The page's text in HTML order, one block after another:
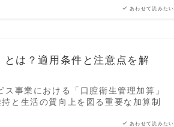
あわせて読みたい
あわせて読みたい
は？適用条件と注意点を解
事業における「口腔衛生管理加算」
と生活の質向上を図る重要な加算制